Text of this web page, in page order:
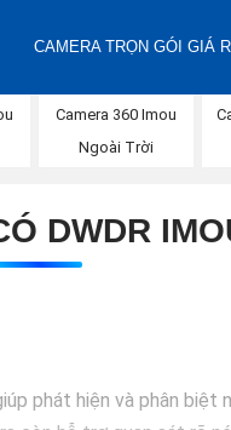
CAMERA TRỌN GÓI GIÁ
Camera 360 Imou
Ngoài Trời
DWDR
phát hiện và phân